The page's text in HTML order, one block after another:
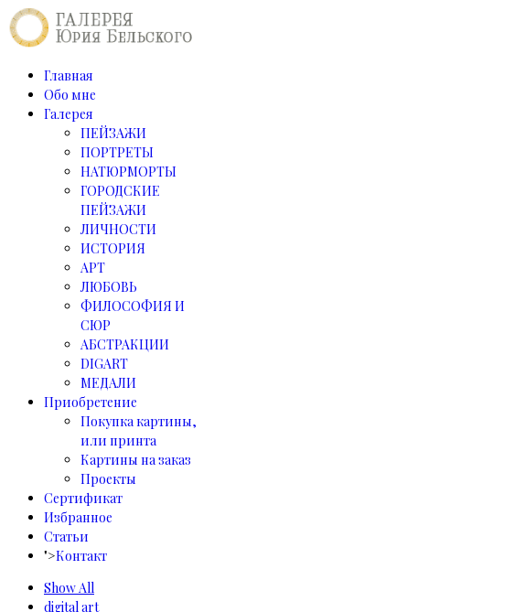
Главная
Обо мне
Галерея
ПЕЙЗАЖИ
ПОРТРЕТЫ
НАТЮРМОРТЫ
ГОРОДСКИЕ
ПЕЙЗАЖИ
ЛИЧНОСТИ
ИСТОРИЯ
АРТ
ЛЮБОВЬ
ФИЛОСОФИЯ И
СЮР
АБСТРАКЦИИ
DIGART
МЕДАЛИ
Приобретение
Покупка картины,
или принта
Картины на заказ
Проекты
Сертификат
Избранное
Статьи
">Контакт
Show All
digital art